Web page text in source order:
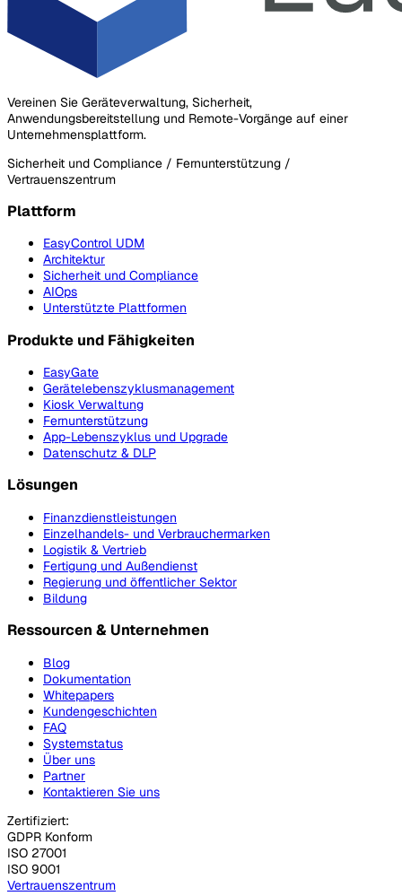
Vereinen Sie Geräteverwaltung, Sicherheit,
Anwendungsbereitstellung und Remote-Vorgänge auf einer
Unternehmensplattform.
Sicherheit und Compliance / Fernunterstützung /
Vertrauenszentrum
Plattform
EasyControl UDM
Architektur
Sicherheit und Compliance
AIOps
Unterstützte Plattformen
Produkte und Fähigkeiten
EasyGate
Gerätelebenszyklusmanagement
Kiosk Verwaltung
Fernunterstützung
App-Lebenszyklus und Upgrade
Datenschutz & DLP
Lösungen
Finanzdienstleistungen
Einzelhandels- und Verbrauchermarken
Logistik & Vertrieb
Fertigung und Außendienst
Regierung und öffentlicher Sektor
Bildung
Ressourcen & Unternehmen
Blog
Dokumentation
Whitepapers
Kundengeschichten
FAQ
Systemstatus
Über uns
Partner
Kontaktieren Sie uns
Zertifiziert:
GDPR Konform
ISO 27001
ISO 9001
Vertrauenszentrum